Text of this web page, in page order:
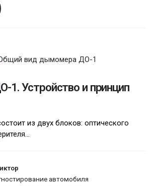
Устройство и принцип
из двух блоков: оптического
автомобиля